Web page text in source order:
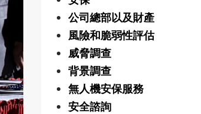
公司總部以及財產
風險和脆弱性評估
威脅調查
背景調查
無人機安保服務
安全諮詢